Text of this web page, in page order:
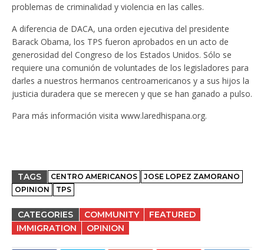
problemas de criminalidad y violencia en las calles.
A diferencia de DACA, una orden ejecutiva del presidente
Barack Obama, los TPS fueron aprobados en un acto de
generosidad del Congreso de los Estados Unidos. Sólo se
requiere una comunión de voluntades de los legisladores para
darles a nuestros hermanos centroamericanos y a sus hijos la
justicia duradera que se merecen y que se han ganado a pulso.
Para más información visita www.laredhispana.org.
TAGS CENTRO AMERICANOS
JOSE LOPEZ ZAMORANO
OPINION
TPS
CATEGORIES COMMUNITY
FEATURED
IMMIGRATION
OPINION